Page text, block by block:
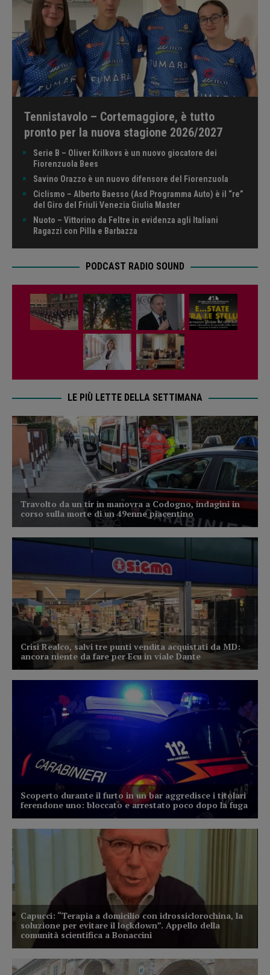
Tennistavolo – Cortemaggiore, è tutto
pronto per la nuova stagione 2026/2027
Serie B – Oliver Krilkovs è un nuovo giocatore dei
Fiorenzuola Bees
Savino Orazzo è un nuovo difensore del Fiorenzuola
Ciclismo – Alberto Baesso (Asd Programma Auto) è il “re”
del Giro del Friuli Venezia Giulia Master
Nuoto – Vittorino da Feltre in evidenza agli Italiani
Ragazzi con Pilla e Barbazza
PODCAST RADIO SOUND
LE PIÙ LETTE DELLA SETTIMANA